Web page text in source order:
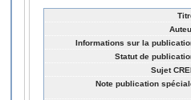
Informations sur la
Statut de
Sujet
Note publication